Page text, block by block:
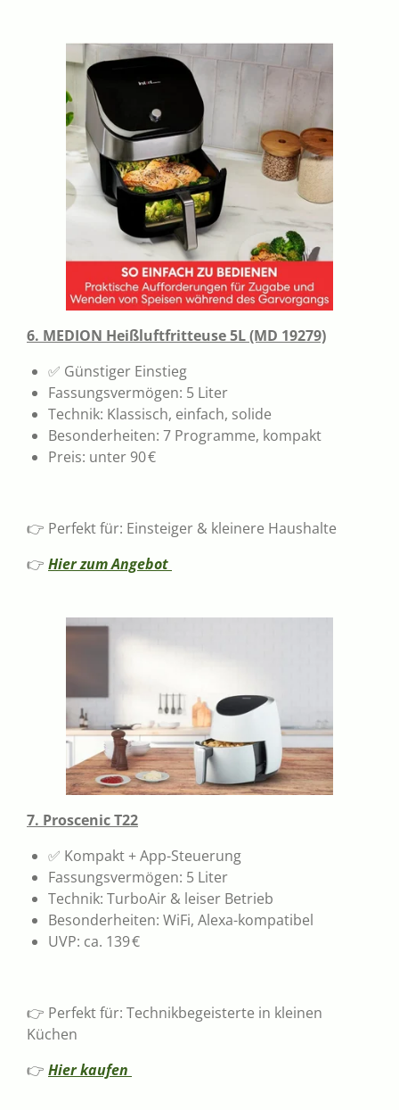
6. MEDION Heißluftfritteuse 5L (MD 19279)
✅ Günstiger Einstieg
Fassungsvermögen: 5 Liter
Technik: Klassisch, einfach, solide
Besonderheiten: 7 Programme, kompakt
Preis: unter 90 €
👉 Perfekt für: Einsteiger & kleinere Haushalte
👉 Hier zum Angebot
7. Proscenic T22
✅ Kompakt + App-Steuerung
Fassungsvermögen: 5 Liter
Technik: TurboAir & leiser Betrieb
Besonderheiten: WiFi, Alexa-kompatibel
UVP: ca. 139 €
👉 Perfekt für: Technikbegeisterte in kleinen
Küchen
👉 Hier kaufen